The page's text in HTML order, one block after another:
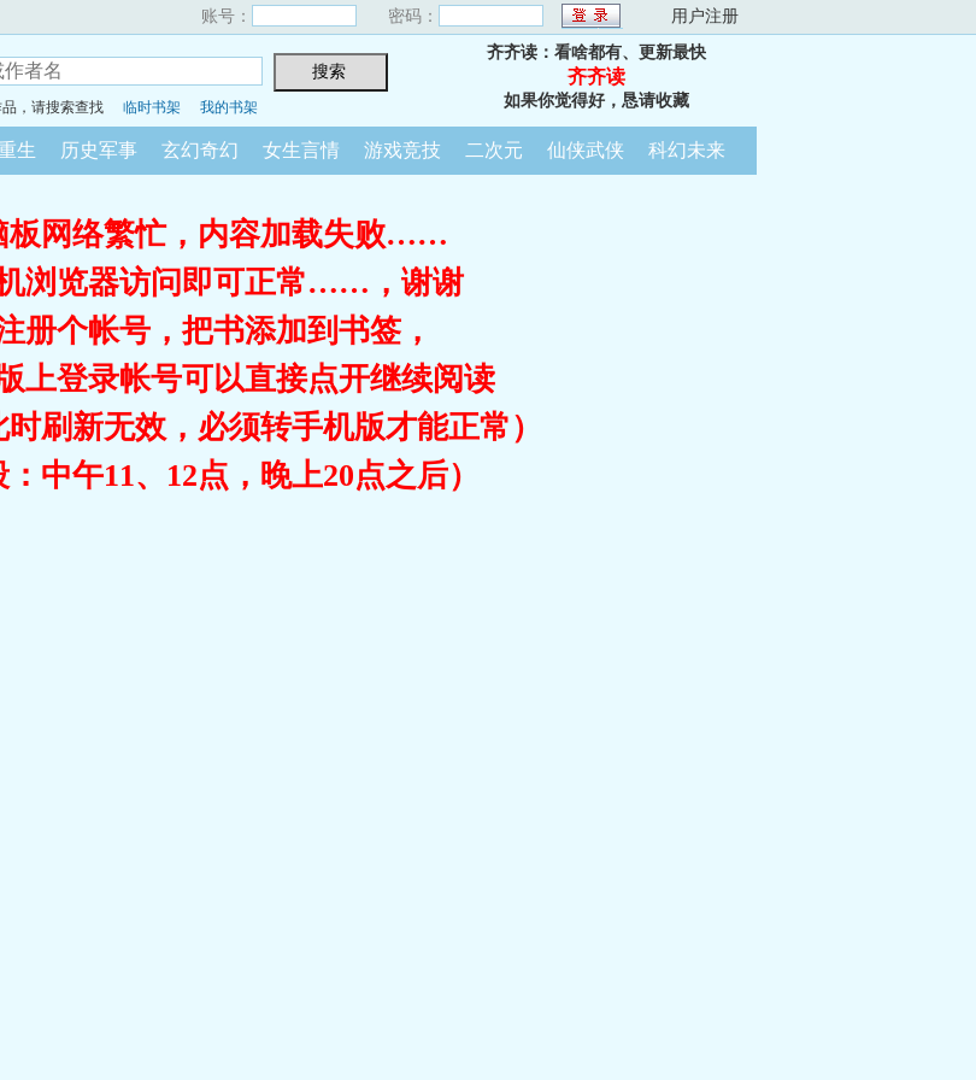
账号： 密码： 用户注册
，请搜索查找 临时书架 我的书架
齐齐读：看啥都有、更新最快
齐齐读
如果你觉得好，恳请收藏
生 历史军事 玄幻奇幻 女生言情 游戏竞技 二次元 仙侠武侠 科幻未来
板网络繁忙，内容加载失败……
浏览器访问即可正常……，谢谢
册个帐号，把书添加到书签，
上登录帐号可以直接点开继续阅读
时刷新无效，必须转手机版才能正常）
：中午11、12点，晚上20点之后）